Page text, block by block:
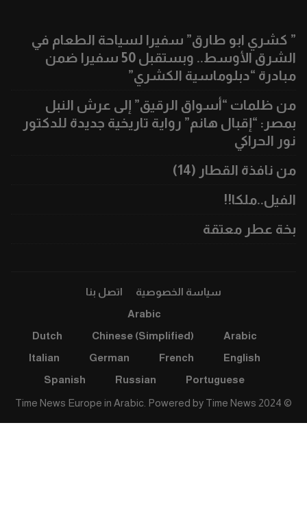
” كشري ابو طارق” سفيرا لسياحة الطعام في
الشرق الأوسط.. وبستقبل 50 سفيرا ضمن
مبادرة “دبلوماسية الكشري”
من ظلمات “أسواق الرقيق” إلى عرش النبل
بمصر: “إقبال هانم” رواية تاريخية جديدة للدكتور
نور الحراكي
من نافذة القطار (14)
الفيل..ملكا!!
بخة عطر معتقة
سياسة الخصوصية
اتصل بنا
Arabic
Arabic
Chinese (Simplified)
Dutch
English
French
German
Italian
Portuguese
Russian
Spanish
© 2024 Time News Europe in Arabic. Powered by
Time News